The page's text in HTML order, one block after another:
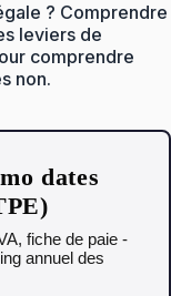
? Comprendre
leviers de
comprendre
non.
dates
fiche de paie -
annuel des